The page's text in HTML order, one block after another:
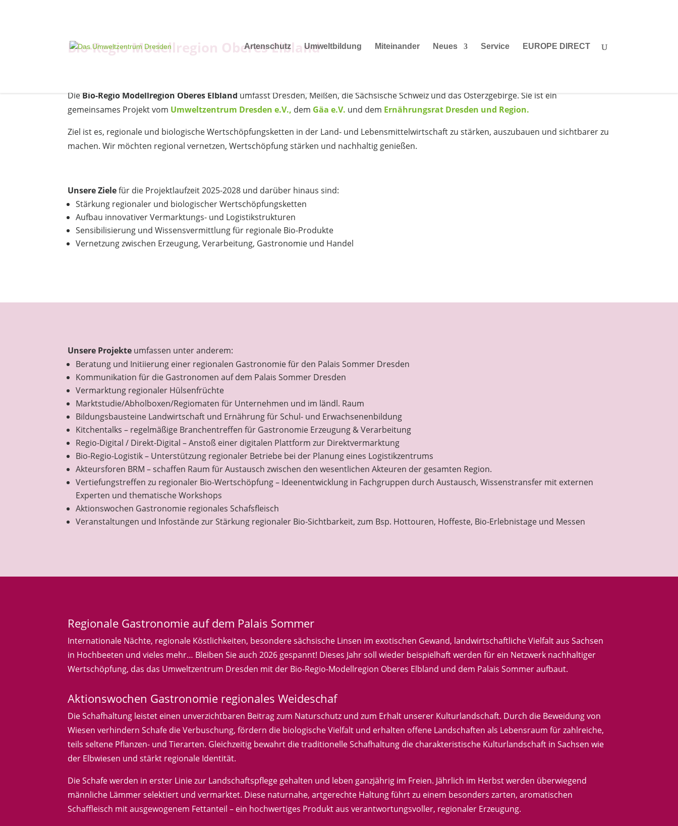
Artenschutz Umweltbildung Miteinander Neues Service EUROPE DIRECT
Bio-Regio Modellregion Oberes Elbland
Die Bio-Regio Modellregion Oberes Elbland umfasst Dresden, Meißen, die Sächsische Schweiz und das Osterzgebirge. Sie ist ein
gemeinsames Projekt vom Umweltzentrum Dresden e.V., dem Gäa e.V. und dem Ernährungsrat Dresden und Region.
Ziel ist es, regionale und biologische Wertschöpfungsketten in der Land- und Lebensmittelwirtschaft zu stärken, auszubauen und sichtbarer zu
machen. Wir möchten regional vernetzen, Wertschöpfung stärken und nachhaltig genießen.
Unsere Zielefür die Projektlaufzeit 2025-2028 und darüber hinaus sind:
Stärkung regionaler und biologischer Wertschöpfungsketten
Aufbau innovativer Vermarktungs- und Logistikstrukturen
Sensibilisierung und Wissensvermittlung für regionale Bio-Produkte
Vernetzung zwischen Erzeugung, Verarbeitung, Gastronomie und Handel
Unsere Projekte umfassen unter anderem:
Beratung und Initiierung einer regionalen Gastronomie für den Palais Sommer Dresden
Kommunikation für die Gastronomen auf dem Palais Sommer Dresden
Vermarktung regionaler Hülsenfrüchte
Marktstudie/Abholboxen/Regiomaten für Unternehmen und im ländl. Raum
Bildungsbausteine Landwirtschaft und Ernährung für Schul- und Erwachsenenbildung
Kitchentalks – regelmäßige Branchentreffen für Gastronomie Erzeugung & Verarbeitung
Regio-Digital / Direkt-Digital – Anstoß einer digitalen Plattform zur Direktvermarktung
Bio-Regio-Logistik – Unterstützung regionaler Betriebe bei der Planung eines Logistikzentrums
Akteursforen BRM – schaffen Raum für Austausch zwischen den wesentlichen Akteuren der gesamten Region.
Vertiefungstreffen zu regionaler Bio-Wertschöpfung – Ideenentwicklung in Fachgruppen durch Austausch, Wissenstransfer mit externen
Experten und thematische Workshops
Aktionswochen Gastronomie regionales Schafsfleisch
Veranstaltungen und Infostände zur Stärkung regionaler Bio-Sichtbarkeit, zum Bsp. Hottouren, Hoffeste, Bio-Erlebnistage und Messen
Regionale Gastronomie auf dem Palais Sommer
Internationale Nächte, regionale Köstlichkeiten, besondere sächsische Linsen im exotischen Gewand, landwirtschaftliche Vielfalt aus Sachsen
in Hochbeeten und vieles mehr… Bleiben Sie auch 2026 gespannt! Dieses Jahr soll wieder beispielhaft werden für ein Netzwerk nachhaltiger
Wertschöpfung, das das Umweltzentrum Dresden mit der Bio-Regio-Modellregion Oberes Elbland und dem Palais Sommer aufbaut.
Aktionswochen Gastronomie regionales Weideschaf
Die Schafhaltung leistet einen unverzichtbaren Beitrag zum Naturschutz und zum Erhalt unserer Kulturlandschaft. Durch die Beweidung von
Wiesen verhindern Schafe die Verbuschung, fördern die biologische Vielfalt und erhalten offene Landschaften als Lebensraum für zahlreiche,
teils seltene Pflanzen- und Tierarten. Gleichzeitig bewahrt die traditionelle Schafhaltung die charakteristische Kulturlandschaft in Sachsen wie
der Elbwiesen und stärkt regionale Identität.
Die Schafe werden in erster Linie zur Landschaftspflege gehalten und leben ganzjährig im Freien. Jährlich im Herbst werden überwiegend
männliche Lämmer selektiert und vermarktet. Diese naturnahe, artgerechte Haltung führt zu einem besonders zarten, aromatischen
Schaffleisch mit ausgewogenem Fettanteil – ein hochwertiges Produkt aus verantwortungsvoller, regionaler Erzeugung.